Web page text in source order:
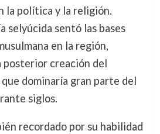
la política y la religión.
selyúcida sentó las bases
en la región,
posterior creación del
dominaría gran parte del
siglos.
recordado por su habilidad